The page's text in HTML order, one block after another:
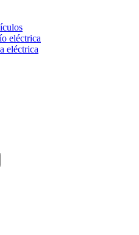
eléctrica
eléctrica